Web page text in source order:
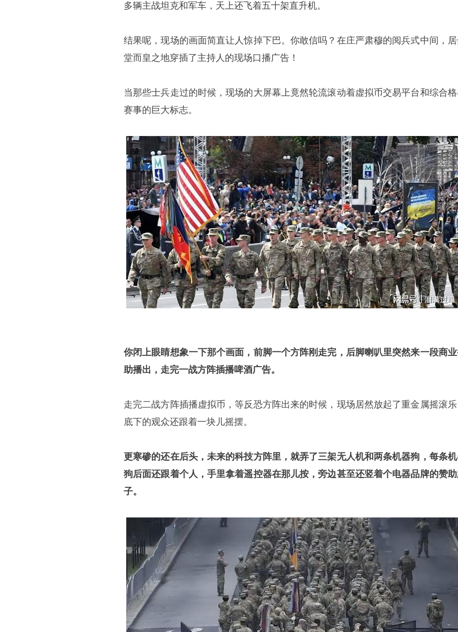
多辆主战坦克和军车，天上还飞着五十架直升机。
结果呢，现场的画面简直让人惊掉下巴。你敢信吗？在庄严肃穆的阅兵式中间，
堂而皇之地穿插了主持人的现场口播广告！
当那些士兵走过的时候，现场的大屏幕上竟然轮流滚动着虚拟币交易平台和综合
赛事的巨大标志。
你闭上眼睛想象一下那个画面，前脚一个方阵刚走完，后脚喇叭里突然来一段商
助播出，走完一战方阵插播啤酒广告。
走完二战方阵插播虚拟币，等反恐方阵出来的时候，现场居然放起了重金属摇滚
底下的观众还跟着一块儿摇摆。
更寒碜的还在后头，未来的科技方阵里，就弄了三架无人机和两条机器狗，每条
狗后面还跟着个人，手里拿着遥控器在那儿按，旁边甚至还竖着个电器品牌的赞
子。